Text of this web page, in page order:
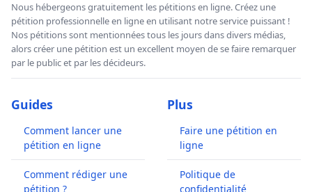
Nous hébergeons gratuitement les pétitions en ligne. Créez une
pétition professionnelle en ligne en utilisant notre service puissant !
Nos pétitions sont mentionnées tous les jours dans divers médias,
alors créer une pétition est un excellent moyen de se faire remarquer
par le public et par les décideurs.
Guides
Comment lancer une
pétition en ligne
Comment rédiger une
pétition ?
Plus
Faire une pétition en
ligne
Politique de
confidentialité